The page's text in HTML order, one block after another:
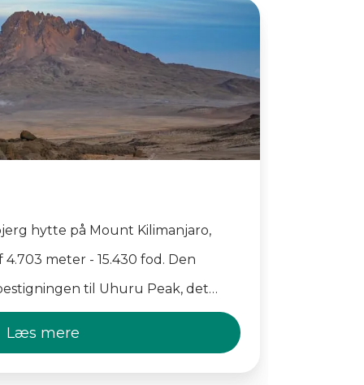
hytte på Mount Kilimanjaro,
meter - 15.430 fod. Den
til Uhuru Peak, det
Hytten tilbyder grundlæggende
til trætte klatrere, der bruger den
for deres sidste forsøg på at nå
Læs mere